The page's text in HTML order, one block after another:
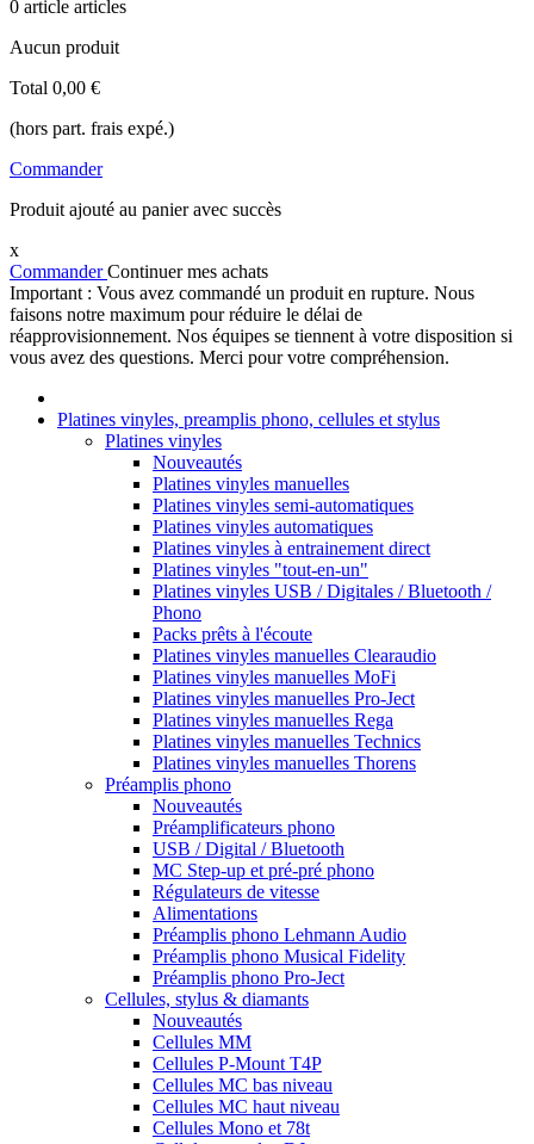
0 article articles
Aucun produit
Total 0,00 €
(hors part. frais expé.)
Commander
Produit ajouté au panier avec succès
x
CommanderContinuer mes achats
Important : Vous avez commandé un produit en rupture. Nous
faisons notre maximum pour réduire le délai de
réapprovisionnement. Nos équipes se tiennent à votre disposition si
vous avez des questions. Merci pour votre compréhension.
Platines vinyles, preamplis phono, cellules et stylus
Platines vinyles
Nouveautés
Platines vinyles manuelles
Platines vinyles semi-automatiques
Platines vinyles automatiques
Platines vinyles à entrainement direct
Platines vinyles "tout-en-un"
Platines vinyles USB / Digitales / Bluetooth /
Phono
Packs prêts à l'écoute
Platines vinyles manuelles Clearaudio
Platines vinyles manuelles MoFi
Platines vinyles manuelles Pro-Ject
Platines vinyles manuelles Rega
Platines vinyles manuelles Technics
Platines vinyles manuelles Thorens
Préamplis phono
Nouveautés
Préamplificateurs phono
USB / Digital / Bluetooth
MC Step-up et pré-pré phono
Régulateurs de vitesse
Alimentations
Préamplis phono Lehmann Audio
Préamplis phono Musical Fidelity
Préamplis phono Pro-Ject
Cellules, stylus & diamants
Nouveautés
Cellules MM
Cellules P-Mount T4P
Cellules MC bas niveau
Cellules MC haut niveau
Cellules Mono et 78t